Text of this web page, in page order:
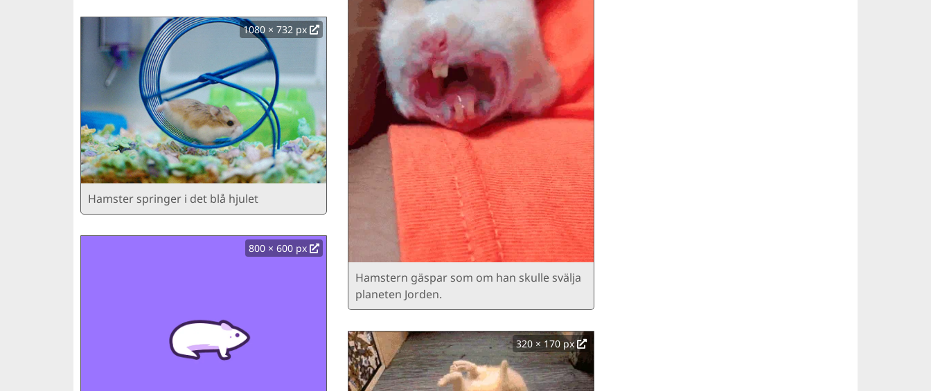
1080 × 732 px
Hamster springer i det blå hjulet
800 × 600 px
Hamstern gäspar som om han skulle svälja
planeten Jorden.
320 × 170 px